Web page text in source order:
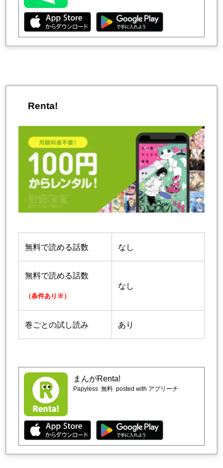
Renta!
無料で読める話数 なし
無料で読める話数
（条件あり※）
なし
巻ごとの試し読み あり
まんがRenta!
Papyless 無料 posted with アプリーチ